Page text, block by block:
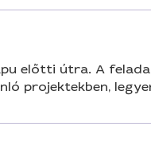
előtti útra. A
projektekben,